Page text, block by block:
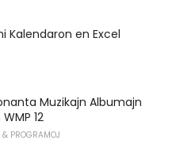
Kalendaron en Excel
Muzikajn Albumajn
12
PROGRAMOJ